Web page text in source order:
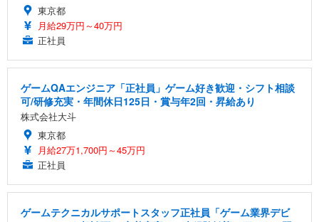
東京都
月給29万円～40万円
正社員
ゲームQAエンジニア「正社員」ゲーム好き歓迎・シフト相談
可/研修充実・年間休日125日・賞与年2回・昇給あり
株式会社大斗
東京都
月給27万1,700円～45万円
正社員
ゲームテクニカルサポートスタッフ正社員「ゲーム業界デビ